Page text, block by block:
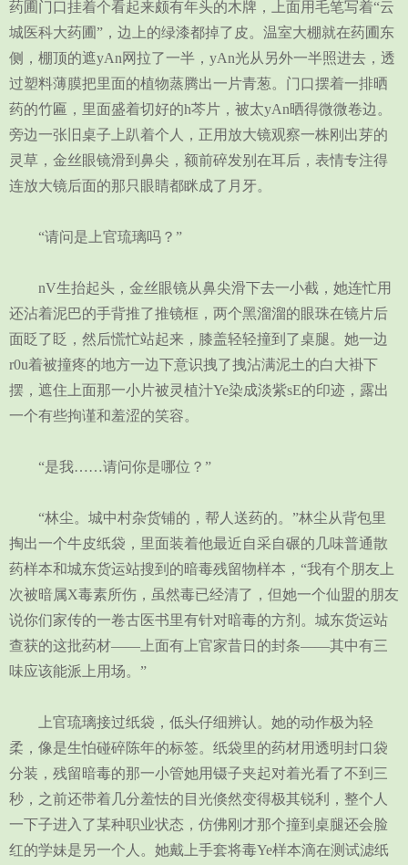
药圃门口挂着个看起来颇有年头的木牌，上面用毛笔写着“云
城医科大药圃”，边上的绿漆都掉了皮。温室大棚就在药圃东
侧，棚顶的遮yAn网拉了一半，yAn光从另外一半照进去，透
过塑料薄膜把里面的植物蒸腾出一片青葱。门口摆着一排晒
药的竹匾，里面盛着切好的h芩片，被太yAn晒得微微卷边。
旁边一张旧桌子上趴着个人，正用放大镜观察一株刚出芽的
灵草，金丝眼镜滑到鼻尖，额前碎发别在耳后，表情专注得
连放大镜后面的那只眼睛都眯成了月牙。
“请问是上官琉璃吗？”
nV生抬起头，金丝眼镜从鼻尖滑下去一小截，她连忙用
还沾着泥巴的手背推了推镜框，两个黑溜溜的眼珠在镜片后
面眨了眨，然后慌忙站起来，膝盖轻轻撞到了桌腿。她一边
r0u着被撞疼的地方一边下意识拽了拽沾满泥土的白大褂下
摆，遮住上面那一小片被灵植汁Ye染成淡紫sE的印迹，露出
一个有些拘谨和羞涩的笑容。
“是我……请问你是哪位？”
“林尘。城中村杂货铺的，帮人送药的。”林尘从背包里
掏出一个牛皮纸袋，里面装着他最近自采自碾的几味普通散
药样本和城东货运站搜到的暗毒残留物样本，“我有个朋友上
次被暗属X毒素所伤，虽然毒已经清了，但她一个仙盟的朋友
说你们家传的一卷古医书里有针对暗毒的方剂。城东货运站
查获的这批药材——上面有上官家昔日的封条——其中有三
味应该能派上用场。”
上官琉璃接过纸袋，低头仔细辨认。她的动作极为轻
柔，像是生怕碰碎陈年的标签。纸袋里的药材用透明封口袋
分装，残留暗毒的那一小管她用镊子夹起对着光看了不到三
秒，之前还带着几分羞怯的目光倏然变得极其锐利，整个人
一下子进入了某种职业状态，仿佛刚才那个撞到桌腿还会脸
红的学妹是另一个人。她戴上手套将毒Ye样本滴在测试滤纸